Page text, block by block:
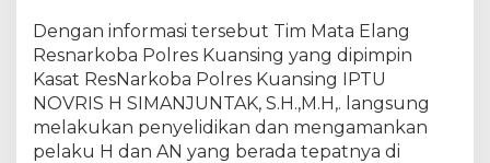
E
l
a
n
g
S
Dengan informasi tersebut Tim Mata Elang
Resnarkoba Polres Kuansing yang dipimpin
Kasat ResNarkoba Polres Kuansing IPTU
NOVRIS H SIMANJUNTAK, S.H.,M.H,. langsung
melakukan penyelidikan dan mengamankan
pelaku H dan AN yang berada tepatnya di